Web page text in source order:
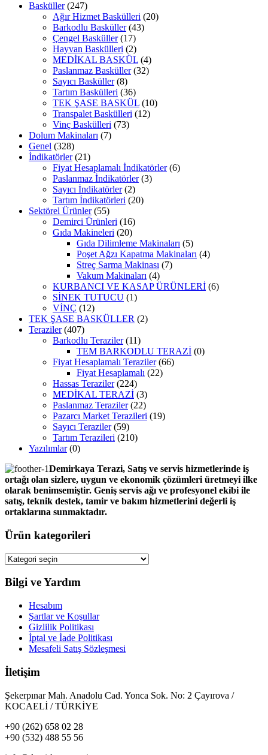
Basküller (247)
Ağır Hizmet Baskülleri (20)
Barkodlu Basküller (43)
Çengel Basküller (17)
Hayvan Baskülleri (2)
MEDİKAL BASKÜL (4)
Paslanmaz Basküller (32)
Sayıcı Basküller (8)
Tartım Baskülleri (36)
TEK ŞASE BASKÜL (10)
Transpalet Baskülleri (12)
Vinç Baskülleri (73)
Dolum Makinaları (7)
Genel (328)
İndikatörler (21)
Fiyat Hesaplamalı İndikatörler (6)
Paslanmaz İndikatörler (3)
Sayıcı İndikatörler (2)
Tartım İndikatörleri (20)
Sektörel Ürünler (55)
Demirci Ürünleri (16)
Gıda Makineleri (20)
Gıda Dilimleme Makinaları (5)
Poşet Ağzı Kapatma Makinaları (4)
Streç Sarma Makinası (7)
Vakum Makinaları (4)
KURBANCI VE KASAP ÜRÜNLERİ (6)
SİNEK TUTUCU (1)
VİNÇ (12)
TEK ŞASE BASKÜLLER (2)
Teraziler (407)
Barkodlu Teraziler (11)
TEM BARKODLU TERAZİ (0)
Fiyat Hesaplamalı Teraziler (66)
Fiyat Hesaplamalı (22)
Hassas Teraziler (224)
MEDİKAL TERAZİ (3)
Paslanmaz Teraziler (22)
Pazarcı Market Terazileri (19)
Sayıcı Teraziler (59)
Tartım Terazileri (210)
Yazılımlar (0)
Demirkaya Terazi, Satış ve servis hizmetlerinde iş
ortağı olan sizlere, uygun ve ekonomik çözümleri üretmeyi ilke
olarak benimsemiştir. Geniş servis ağı ve profesyonel ekibi ile
satış, teknik destek, tamir ve bakım hizmetlerini değerli iş
ortaklarına sunmaktadır.
Ürün kategorileri
Bilgi ve Yardım
Hesabım
Şartlar ve Koşullar
Gizlilik Politikası
İptal ve İade Politikası
Mesafeli Satış Sözleşmesi
İletişim
Şekerpınar Mah. Anadolu Cad. Yonca Sok. No: 2 Çayırova /
KOCAELİ / TÜRKİYE
+90 (262) 658 02 28
+90 (532) 488 55 56